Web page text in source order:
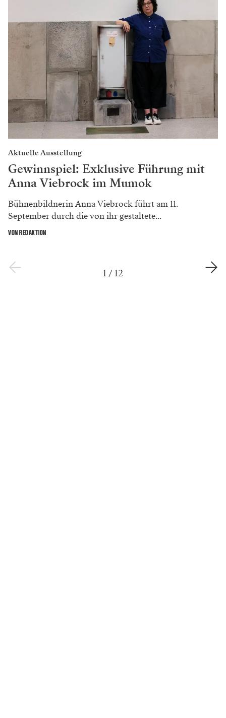
Aktuelle Ausstellung
Gewinnspiel: Exklusive Führung mit
Anna Viebrock im Mumok
Bühnenbildnerin Anna Viebrock führt am 11.
September durch die von ihr gestaltete...
VON REDAKTION
1 /12